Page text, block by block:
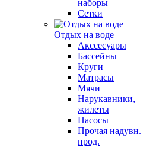
наборы
Сетки
Отдых на воде
Акссесуары
Бассейны
Круги
Матрасы
Мячи
Нарукавники,
жилеты
Насосы
Прочая надувн.
прод.